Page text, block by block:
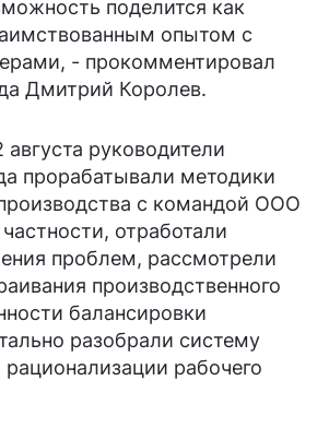
поделится как
опытом с
- прокомментировал
Дмитрий Королев.
руководители
прорабатывали методики
с командой ООО
отработали
проблем, рассмотрели
производственного
балансировки
разобрали систему
рационализации рабочего